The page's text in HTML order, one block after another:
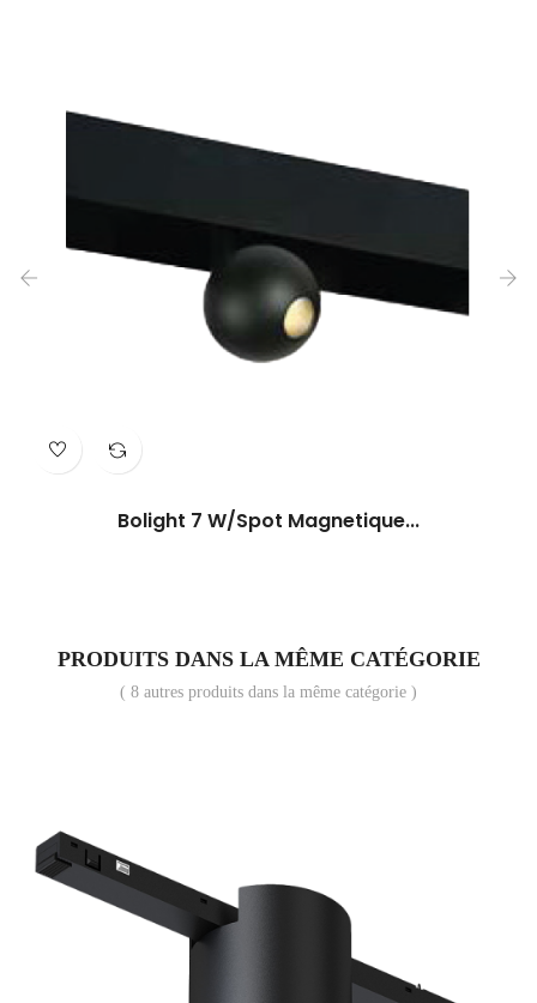
Bolight 7 W/Spot Magnetique...
PRODUITS DANS LA MÊME CATÉGORIE
( 8 autres produits dans la même catégorie )